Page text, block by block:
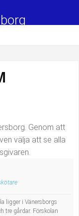
Genom att
välja att se alla
ligger i Vänersborgs
tre gårdar. Förskolan